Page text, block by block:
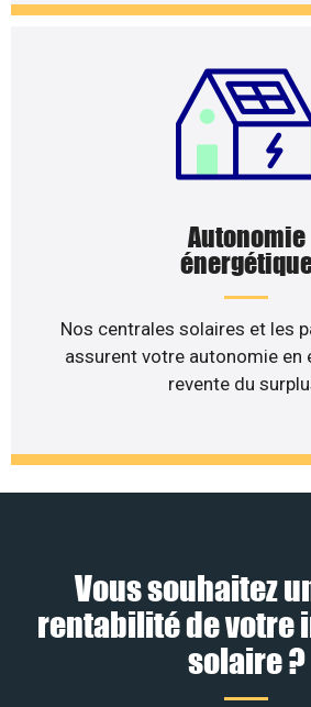
Autonomie
Nos centrales solaires et les
assurent votre autonomie en
revente du
Vous souhaitez
rentabilité de votre
solaire ?